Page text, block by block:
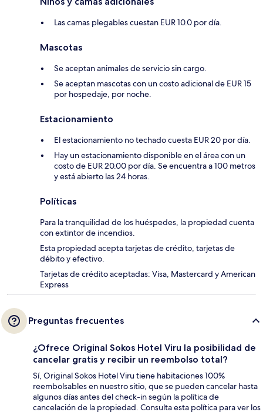
Las camas plegables cuestan EUR 10.0 por día.
Mascotas
Se aceptan animales de servicio sin cargo.
Se aceptan mascotas con un costo adicional de EUR 15
por hospedaje, por noche.
Estacionamiento
El estacionamiento no techado cuesta EUR 20 por día.
Hay un estacionamiento disponible en el área con un
costo de EUR 20.00 por día. Se encuentra a 100 metros
y está abierto las 24 horas.
Políticas
Para la tranquilidad de los huéspedes, la propiedad cuenta
con extintor de incendios.
Esta propiedad acepta tarjetas de crédito, tarjetas de
débito y efectivo.
Tarjetas de crédito aceptadas: Visa, Mastercard y American
Express
Preguntas frecuentes
¿Ofrece Original Sokos Hotel Viru la posibilidad de
cancelar gratis y recibir un reembolso total?
Sí, Original Sokos Hotel Viru tiene habitaciones 100%
reembolsables en nuestro sitio, que se pueden cancelar hasta
algunos días antes del check-in según la política de
cancelación de la propiedad. Consulta esta política para ver los